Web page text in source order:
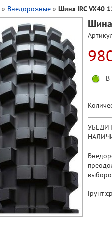
» Внедорожные » Шина IRC VX40
Шина
В